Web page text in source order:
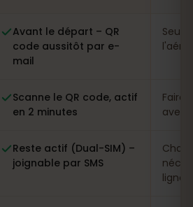
Avant le départ – QR
code aussitôt par e-
mail
Scanne le QR code, actif
en 2 minutes
Faire
avec
Reste actif (Dual-SIM) –
joignable par SMS
ligne